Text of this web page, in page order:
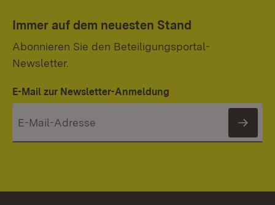
Immer auf dem neuesten Stand
Abonnieren Sie den Beteiligungsportal-
Newsletter.
E-Mail zur Newsletter-Anmeldung